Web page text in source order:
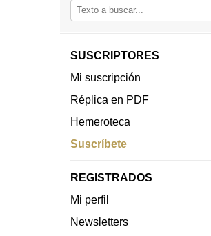
SUSCRIPTORES
Mi suscripción
Réplica en PDF
Hemeroteca
Suscríbete
REGISTRADOS
Mi perfil
Newsletters